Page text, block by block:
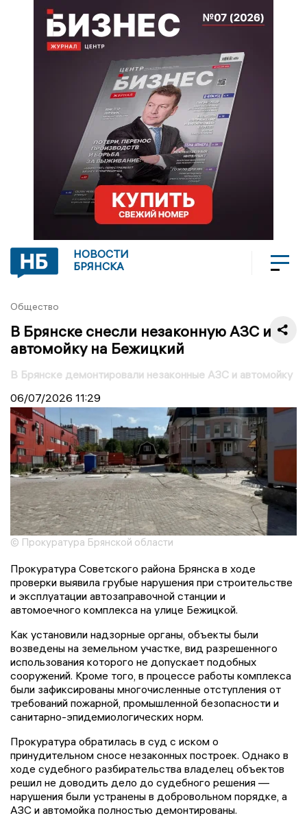
НОВОСТИ
БРЯНСКА
Общество
В Брянске снесли незаконную АЗС и
автомойку на Бежицкий
В Брянске демонтировали незаконные АЗС и автомойку
06/07/2026 11:29
© Прокуратура Брянской области
Прокуратура Советского района Брянска в ходе
проверки выявила грубые нарушения при строительстве
и эксплуатации автозаправочной станции и
автомоечного комплекса на улице Бежицкой.
Как установили надзорные органы, объекты были
возведены на земельном участке, вид разрешенного
использования которого не допускает подобных
сооружений. Кроме того, в процессе работы комплекса
были зафиксированы многочисленные отступления от
требований пожарной, промышленной безопасности и
санитарно-эпидемиологических норм.
Прокуратура обратилась в суд с иском о
принудительном сносе незаконных построек. Однако в
ходе судебного разбирательства владелец объектов
решил не доводить дело до судебного решения —
нарушения были устранены в добровольном порядке, а
АЗС и автомойка полностью демонтированы.